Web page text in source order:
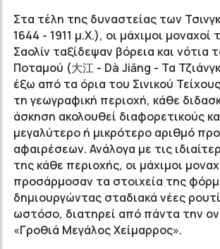
Στα τέλη της δυναστείας των
1644 - 1911 μ.Χ.), οι μάχιμοι μοναχοί
Σαολίν ταξίδεψαν βόρεια και νότια
Ποταμού (大江 - Dà Jiāng - Τα
έξω από τα όρια του Σινικού
τη γεωγραφική περιοχή, κάθε
άσκηση ακολουθεί διαφορετικούς
μεγαλύτερο ή μικρότερο αριθμό
αφαιρέσεων. Ανάλογα με τις
της κάθε περιοχής, οι μάχιμοι
προσάρμοσαν τα στοιχεία της
δημιουργώντας σταδιακά νέες
ωστόσο, διατηρεί από πάντα την
«Γροθιά Μεγάλος Χείμαρρος».